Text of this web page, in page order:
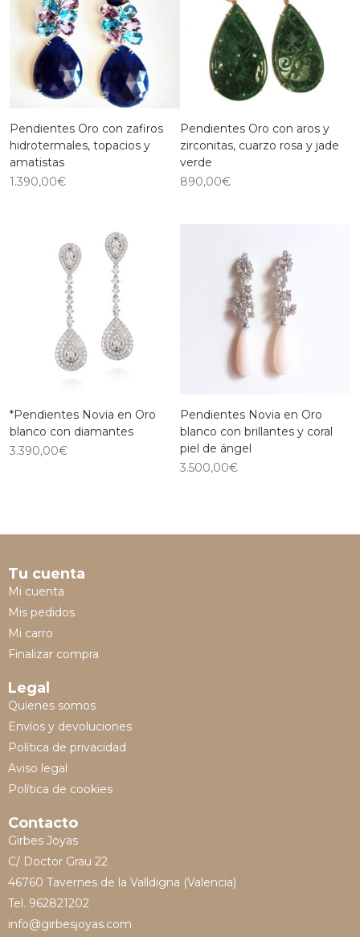
Pendientes Oro con zafiros
hidrotermales, topacios y
amatistas
1.390,00€
Pendientes Oro con aros y
zirconitas, cuarzo rosa y jade
verde
890,00€
*Pendientes Novia en Oro
blanco con diamantes
3.390,00€
Pendientes Novia en Oro
blanco con brillantes y coral
piel de ángel
3.500,00€
Tu cuenta
Mi cuenta
Mis pedidos
Mi carro
Finalizar compra
Legal
Quienes somos
Envíos y devoluciones
Política de privacidad
Aviso legal
Política de cookies
Contacto
Girbes Joyas
C/ Doctor Grau 22
46760 Tavernes de la Valldigna (Valencia)
Tel. 962821202
info@girbesjoyas.com